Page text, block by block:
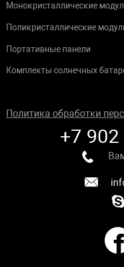
Монокристаллические
Поликристаллические
Портативные панели
Комплекты солнечных
Политика обработки
+7